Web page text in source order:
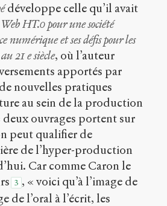
développe celle qu’il avait
Web HT.0 pour une société
numérique et ses défis pour les
au 21esiècle, où l’auteur
apportés par
nouvelles pratiques
au sein de la production
ouvrages portent sur
peut qualifier de
de l’hyper-production
Car comme Caron le
3 , « voici qu’à l’image de
de l’oral à l’écrit, les